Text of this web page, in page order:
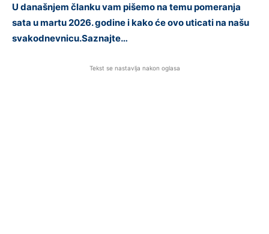
U današnjem članku vam pišemo na temu pomeranja
sata u martu 2026. godine i kako će ovo uticati na našu
svakodnevnicu.Saznajte…
Tekst se nastavlja nakon oglasa